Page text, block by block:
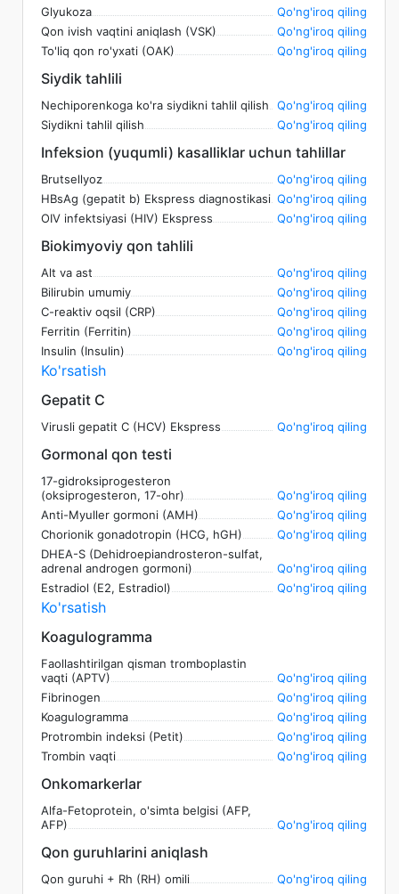
Glyukoza
Qo'ng'iroq qiling
Qon ivish vaqtini aniqlash (VSK)
Qo'ng'iroq qiling
To'liq qon ro'yxati (OAK)
Qo'ng'iroq qiling
Siydik tahlili
Nechiporenkoga ko'ra siydikni tahlil qilish
Qo'ng'iroq qiling
Siydikni tahlil qilish
Qo'ng'iroq qiling
Infeksion (yuqumli) kasalliklar uchun tahlillar
Brutsellyoz
Qo'ng'iroq qiling
HBsAg (gepatit b) Ekspress diagnostikasi Qo'ng'iroq qiling
OIV infektsiyasi (HIV) Ekspress
Qo'ng'iroq qiling
Biokimyoviy qon tahlili
Alt va ast
Qo'ng'iroq qiling
Bilirubin umumiy
Qo'ng'iroq qiling
C-reaktiv oqsil (CRP)
Qo'ng'iroq qiling
Ferritin (Ferritin)
Qo'ng'iroq qiling
Insulin (Insulin)
Qo'ng'iroq qiling
Ko'rsatish
Gepatit C
Virusli gepatit C (HCV) Ekspress Qo'ng'iroq qiling
Gormonal qon testi
17-gidroksiprogesteron
(oksiprogesteron, 17-ohr)
Qo'ng'iroq qiling
Anti-Myuller gormoni (AMH)
Qo'ng'iroq qiling
Chorionik gonadotropin (HCG, hGH)
Qo'ng'iroq qiling
DHEA-S (Dehidroepiandrosteron-sulfat,
adrenal androgen gormoni)
Qo'ng'iroq qiling
Estradiol (E2, Estradiol)
Qo'ng'iroq qiling
Ko'rsatish
Koagulogramma
Faollashtirilgan qisman tromboplastin
vaqti (APTV)
Qo'ng'iroq qiling
Fibrinogen
Qo'ng'iroq qiling
Koagulogramma
Qo'ng'iroq qiling
Protrombin indeksi (Petit)
Qo'ng'iroq qiling
Trombin vaqti
Qo'ng'iroq qiling
Onkomarkerlar
Alfa-Fetoprotein, o'simta belgisi (AFP,
AFP)
Qo'ng'iroq qiling
Qon guruhlarini aniqlash
Qon guruhi + Rh (RH) omili Qo'ng'iroq qiling